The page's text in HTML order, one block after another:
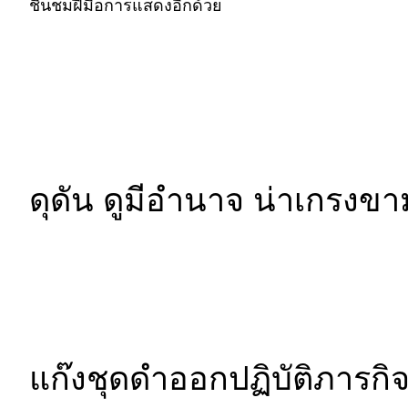
ชื่นชมฝีมือการแสดงอีกด้วย
ดุดัน ดูมีอำนาจ น่าเกรงขา
แก๊งชุดดำออกปฏิบัติภารกิ